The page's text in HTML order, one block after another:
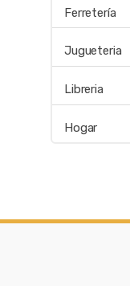
Ferretería
Jugueteria
Libreria
Hogar